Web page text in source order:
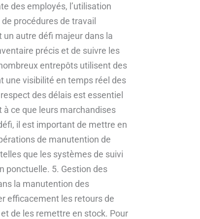
des employés, l’utilisation
procédures de travail
autre défi majeur dans la
précis et de suivre les
entrepôts utilisent des
une visibilité en temps réel des
des délais est essentiel
ce que leurs marchandises
il est important de mettre en
de manutention de
que les systèmes de suivi
ponctuelle. 5. Gestion des
la manutention des
efficacement les retours de
de les remettre en stock. Pour